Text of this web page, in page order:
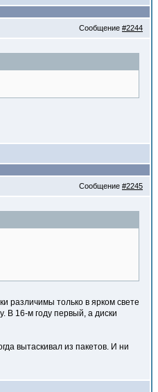
Сообщение #2244
Сообщение #2245
различимы только в ярком свете
В 16-м году первый, а диски
вытаскивал из пакетов. И ни